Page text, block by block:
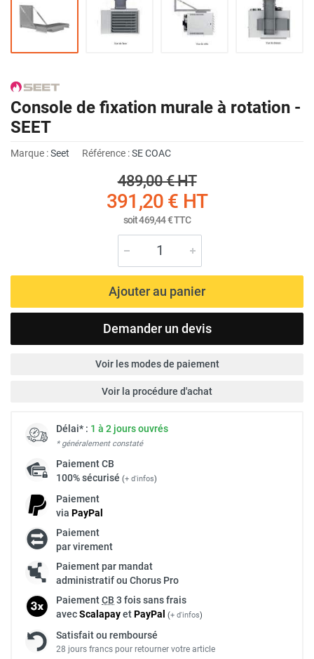
Console de fixation murale à rotation -
SEET
Marque :Seet Référence :SE COAC
489,00 €HT
391,20 € HT
soit469,44 €TTC
Ajouter au panier
Demander un devis
Voir les modes de paiement
Voir la procédure d'achat
Délai* : 1 à 2 jours ouvrés
* généralement constaté
PaiementCB
100% sécurisé (+ d'infos)
Paiement
via PayPal
Paiement
par virement
Paiement par mandat
administratif ou Chorus Pro
PaiementCB 3 fois sans frais
avecScalapayetPayPal (+ d'infos)
Satisfait ou remboursé
28 jours francs pour retourner votre article